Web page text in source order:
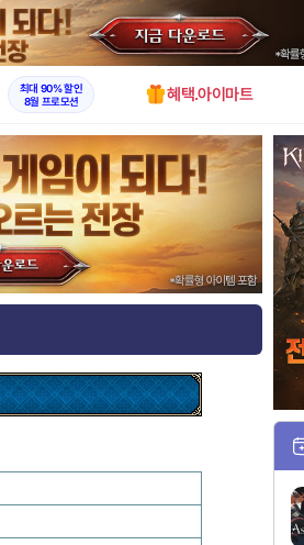
최대 90% 할인
8월 프로모션
혜택.아이마트